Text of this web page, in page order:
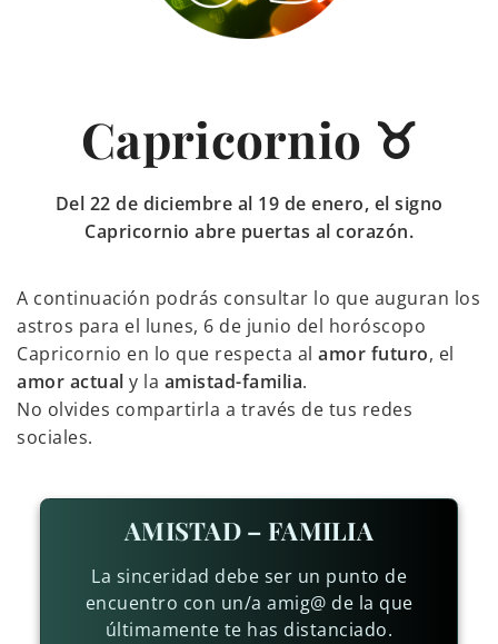
Capricornio ♉
Del 22 de diciembre al 19 de enero, el signo
Capricornio abre puertas al corazón.
A continuación podrás consultar lo que auguran los
astros para el lunes, 6 de junio del horóscopo
Capricornio en lo que respecta al amor futuro, el
amor actual y la amistad-familia.
No olvides compartirla a través de tus redes
sociales.
AMISTAD – FAMILIA
La sinceridad debe ser un punto de
encuentro con un/a amig@ de la que
últimamente te has distanciado.